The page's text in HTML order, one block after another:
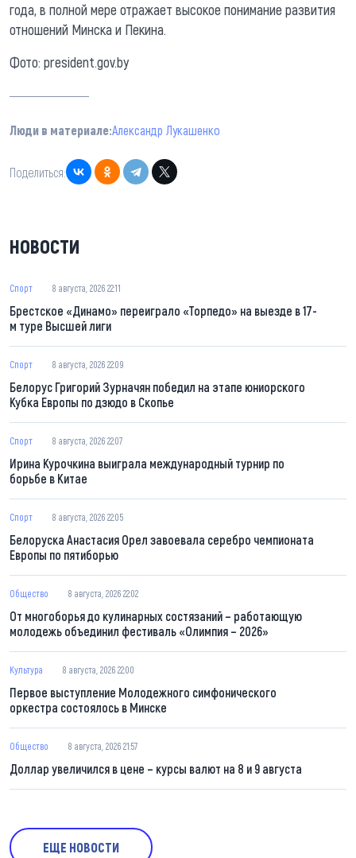
года, в полной мере отражает высокое понимание развития
отношений Минска и Пекина.
Фото: president.gov.by
Люди в материале:Александр Лукашенко
Поделиться:
НОВОСТИ
Спорт 8 августа, 2026 22:11
Брестское «Динамо» переиграло «Торпедо» на выезде в 17-
м туре Высшей лиги
Спорт 8 августа, 2026 22:09
Белорус Григорий Зурначян победил на этапе юниорского
Кубка Европы по дзюдо в Скопье
Спорт 8 августа, 2026 22:07
Ирина Курочкина выиграла международный турнир по
борьбе в Китае
Спорт 8 августа, 2026 22:05
Белоруска Анастасия Орел завоевала серебро чемпионата
Европы по пятиборью
Общество 8 августа, 2026 22:02
От многоборья до кулинарных состязаний – работающую
молодежь объединил фестиваль «Олимпия – 2026»
Культура 8 августа, 2026 22:00
Первое выступление Молодежного симфонического
оркестра состоялось в Минске
Общество 8 августа, 2026 21:57
Доллар увеличился в цене – курсы валют на 8 и 9 августа
ЕЩЕ НОВОСТИ